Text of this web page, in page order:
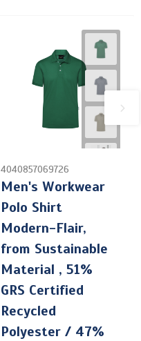
4040857069726
Men's Workwear
Polo Shirt
Modern-Flair,
from Sustainable
Material , 51%
GRS Certified
Recycled
Polyester / 47%